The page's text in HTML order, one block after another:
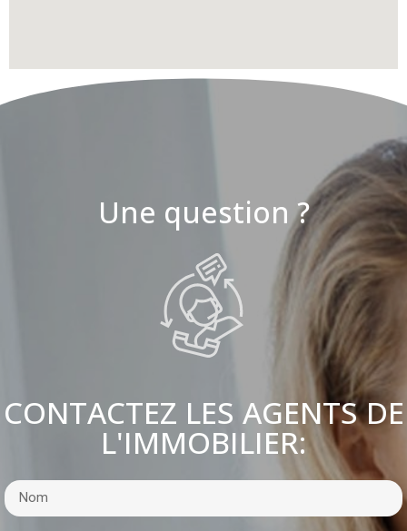
Une question ?
CONTACTEZ LES AGENTS DE
L'IMMOBILIER: